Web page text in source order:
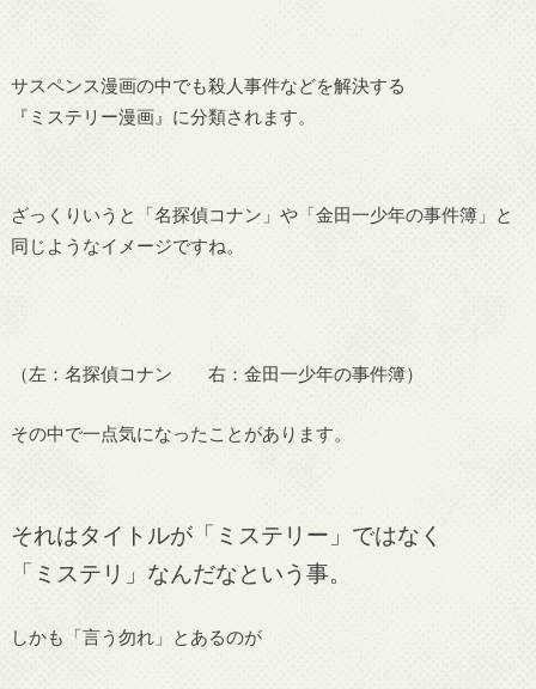
サスペンス漫画の中でも殺人事件などを解決する
『ミステリー漫画』に分類されます。
ざっくりいうと「名探偵コナン」や「金田一少年の事件簿」と
同じようなイメージですね。
（左：名探偵コナン 右：金田一少年の事件簿）
その中で一点気になったことがあります。
それはタイトルが「ミステリー」ではなく
「ミステリ」なんだなという事。
しかも「言う勿れ」とあるのが